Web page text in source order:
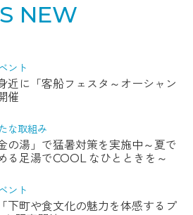
NEW
ント
近に「客船フェスタ～オーシャン
催
な取組み
の湯」で猛暑対策を実施中～夏で
る足湯でCOOL なひとときを～
ント
下町や食文化の魅力を体感するプ